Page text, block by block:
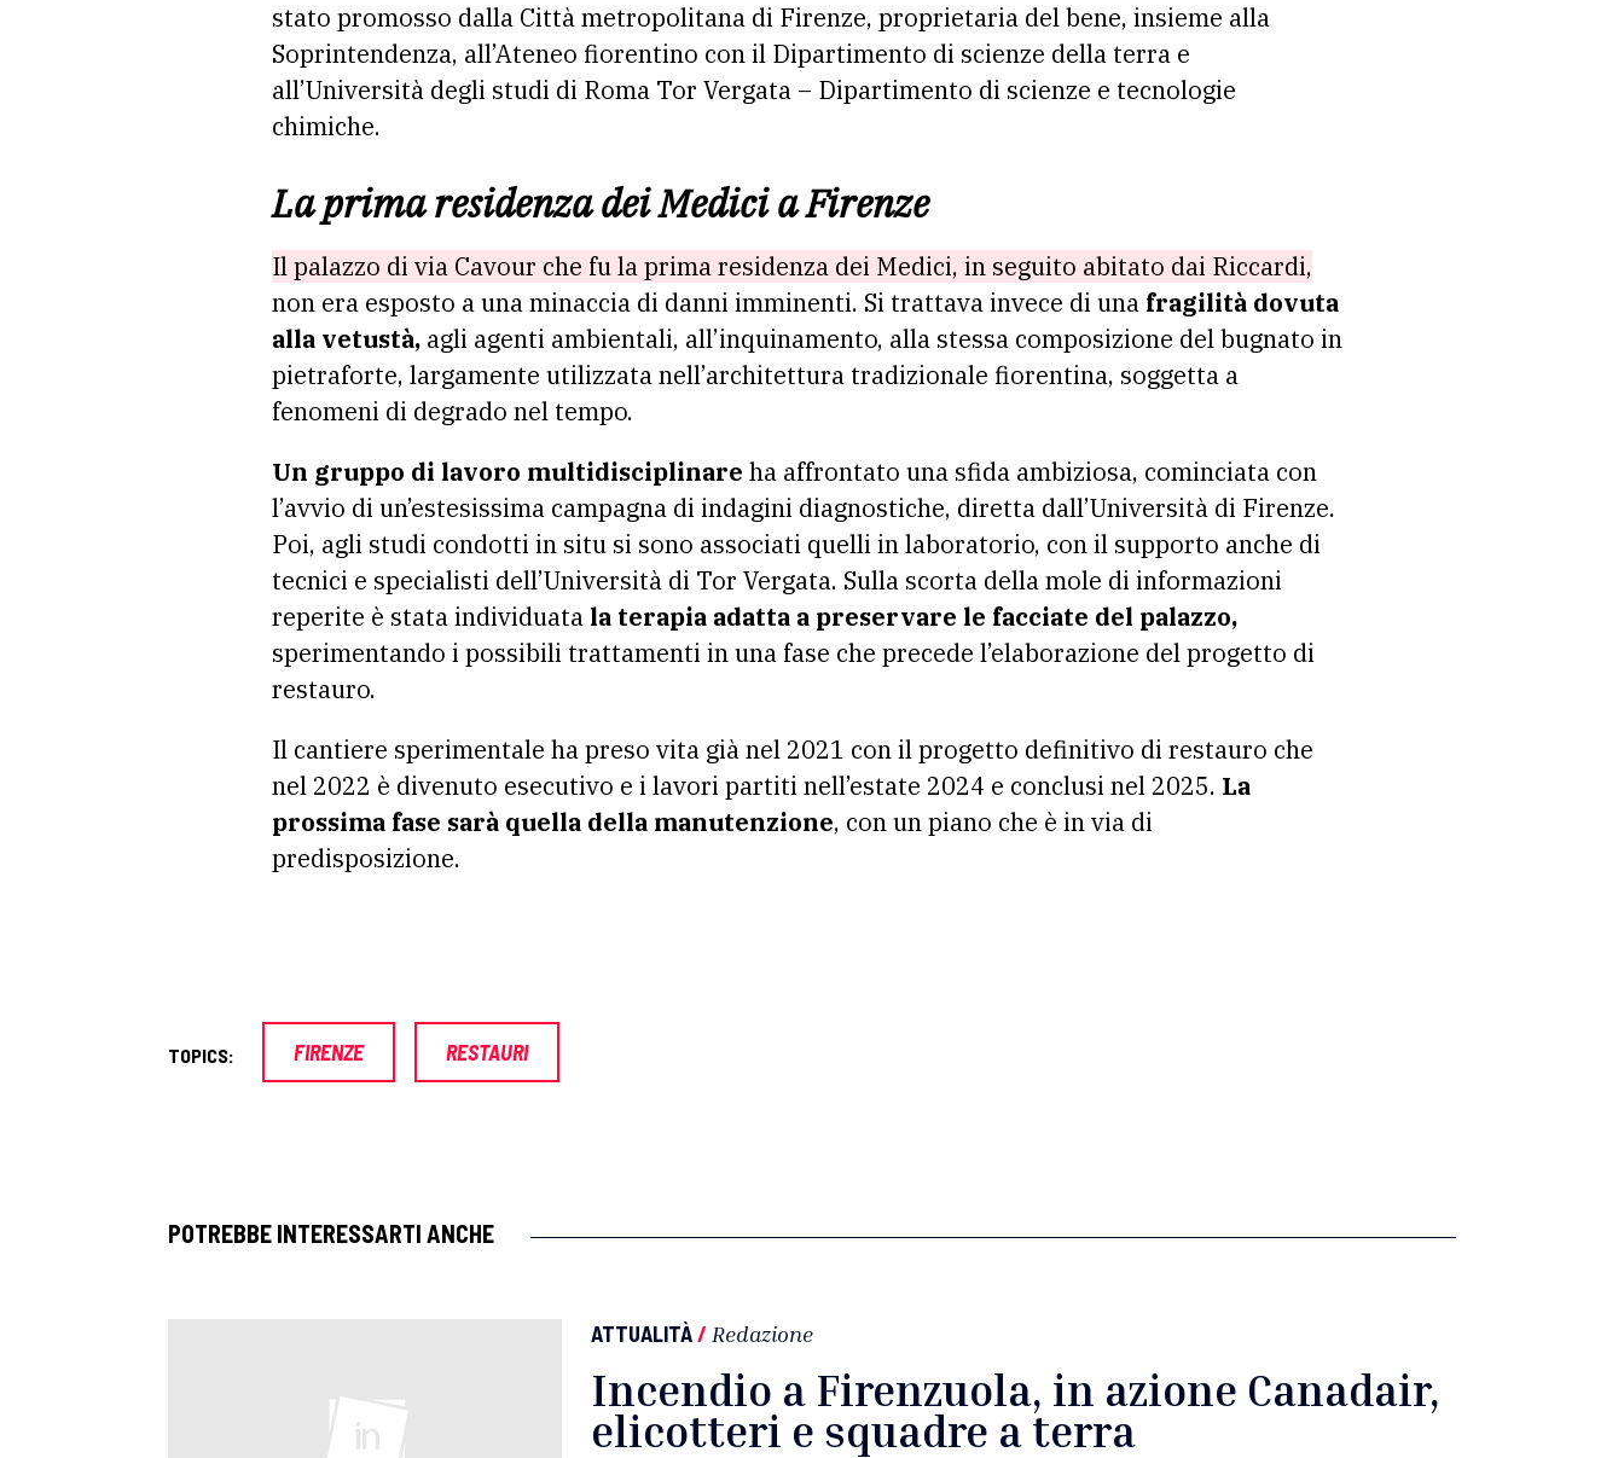
stato promosso dalla Città metropolitana di Firenze, proprietaria del bene, insieme alla
Soprintendenza, all’Ateneo fiorentino con il Dipartimento di scienze della terra e
all’Università degli studi di Roma Tor Vergata – Dipartimento di scienze e tecnologie
chimiche.
La prima residenza dei Medici a Firenze
Il palazzo di via Cavour che fu la prima residenza dei Medici, in seguito abitato dai Riccardi,
non era esposto a una minaccia di danni imminenti. Si trattava invece di una fragilità dovuta
alla vetustà, agli agenti ambientali, all’inquinamento, alla stessa composizione del bugnato in
pietraforte, largamente utilizzata nell’architettura tradizionale fiorentina, soggetta a
fenomeni di degrado nel tempo.
Un gruppo di lavoro multidisciplinare ha affrontato una sfida ambiziosa, cominciata con
l’avvio di un’estesissima campagna di indagini diagnostiche, diretta dall’Università di Firenze.
Poi, agli studi condotti in situ si sono associati quelli in laboratorio, con il supporto anche di
tecnici e specialisti dell’Università di Tor Vergata. Sulla scorta della mole di informazioni
reperite è stata individuata la terapia adatta a preservare le facciate del palazzo,
sperimentando i possibili trattamenti in una fase che precede l’elaborazione del progetto di
restauro.
Il cantiere sperimentale ha preso vita già nel 2021 con il progetto definitivo di restauro che
nel 2022 è divenuto esecutivo e i lavori partiti nell’estate 2024 e conclusi nel 2025. La
prossima fase sarà quella della manutenzione, con un piano che è in via di
predisposizione.
TOPICS: FIRENZE RESTAURI
POTREBBE INTERESSARTI ANCHE
ATTUALITÀ/ Redazione
Incendio a Firenzuola, in azione Canadair,
elicotteri e squadre a terra